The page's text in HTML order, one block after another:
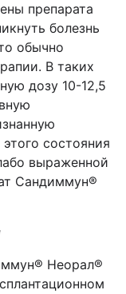
препарата
болезнь
обычно
В таких
дозу 10-12,5
состояния
выраженной
Сандиммун®
Неорал®